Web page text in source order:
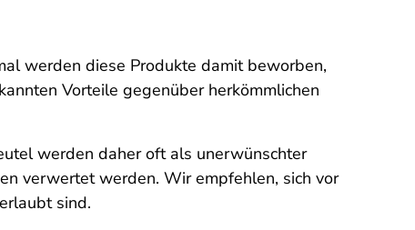
werden diese Produkte damit beworben,
Vorteile gegenüber herkömmlichen
werden daher oft als unerwünschter
verwertet werden. Wir empfehlen, sich vor
sind.